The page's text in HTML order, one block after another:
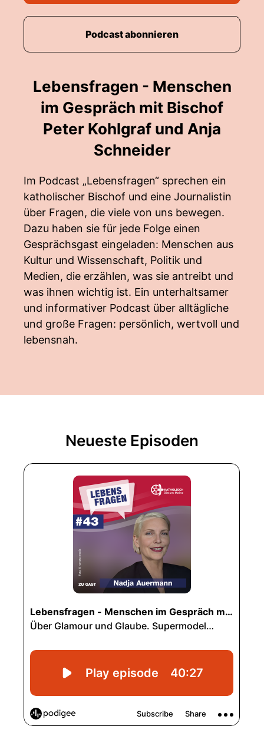
Lebensfragen - Menschen
im Gespräch mit Bischof
Peter Kohlgraf und Anja
Schneider
Im Podcast „Lebensfragen“ sprechen ein
katholischer Bischof und eine Journalistin
über Fragen, die viele von uns bewegen.
Dazu haben sie für jede Folge einen
Gesprächsgast eingeladen: Menschen aus
Kultur und Wissenschaft, Politik und
Medien, die erzählen, was sie antreibt und
was ihnen wichtig ist. Ein unterhaltsamer
und informativer Podcast über alltägliche
und große Fragen: persönlich, wertvoll und
lebensnah.
Podcast abonnieren
Neueste Episoden